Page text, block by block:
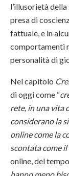
l’illusorietà
presa di
fattuale, e in
comportamenti
personalità di
Nel capitolo
di oggi come “
rete, in una vita
considerano la
online come la
scontata come
online, del